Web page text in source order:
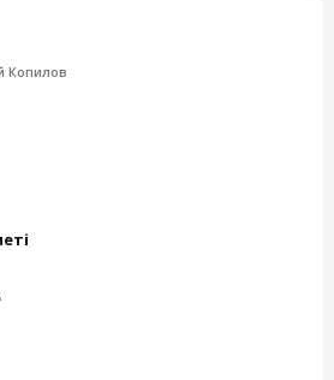
Копилов